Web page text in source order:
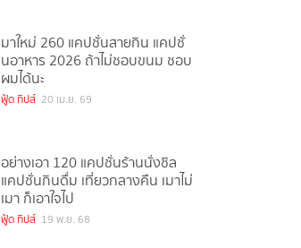
มาใหม่ 260 แคปชั่นสายกิน แคปชั่
นอาหาร 2026 ถ้าไม่ชอบขนม ชอบ
ผมได้นะ
ฟู้ด ทิปส์ 20 เม.ย. 69
อย่างเอา 120 แคปชั่นร้านนั่งชิล
แคปชั่นกินดื่ม เที่ยวกลางคืน เมาไม่
เมา ก็เอาใจไป
ฟู้ด ทิปส์ 19 พ.ย. 68